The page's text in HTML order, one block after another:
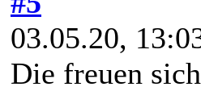
03.05.20,
Die freuen